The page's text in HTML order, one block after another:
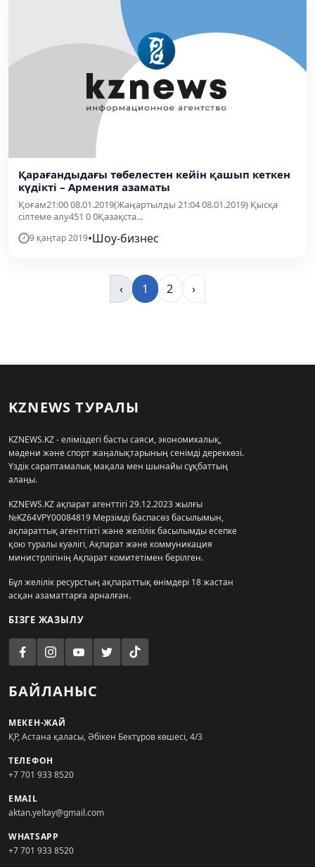
Қарағандыдағы төбелестен кейін қашып кеткен
күдікті – Армения азаматы
Қоғам21:00 08.01.2019(Жаңартылды 21:04 08.01.2019) Қысқа
сілтеме алу451 0 0Қазақста...
9 қаңтар 2019•Шоу-бизнес
‹ 1 2 ›
KZNEWS ТУРАЛЫ
KZNEWS.KZ - еліміздегі басты саяси, экономикалық,
мәдени және спорт жаңалықтарының сенімді дереккөзі.
Үздік сараптамалық мақала мен шынайы сұқбаттың
алаңы.
KZNEWS.KZ ақпарат агенттігі 29.12.2023 жылғы
№KZ64VPY00084819 Мерзімді баспасөз басылымын,
ақпараттық агенттікті және желілік басылымды есепке
қою туралы куәлігі, Ақпарат және коммуникация
министрлігінің Ақпарат комитетімен берілген.
Бұл желілік ресурстың ақпараттық өнімдері 18 жастан
асқан азаматтарға арналған.
БІЗГЕ ЖАЗЫЛУ
БАЙЛАНЫС
МЕКЕН-ЖАЙ
ҚР, Астана қаласы, Әбікен Бектұров көшесі, 4/3
ТЕЛЕФОН
+7 701 933 8520
EMAIL
aktan.yeltay@gmail.com
WHATSAPP
+7 701 933 8520